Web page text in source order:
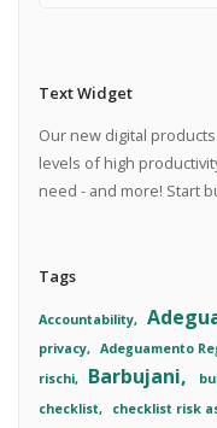
Text Widget
Our new digital
levels of high
need - and more! Start
Tags
Accountability
privacy
Adeguamento
rischi
Barbujani
checklist checklist risk